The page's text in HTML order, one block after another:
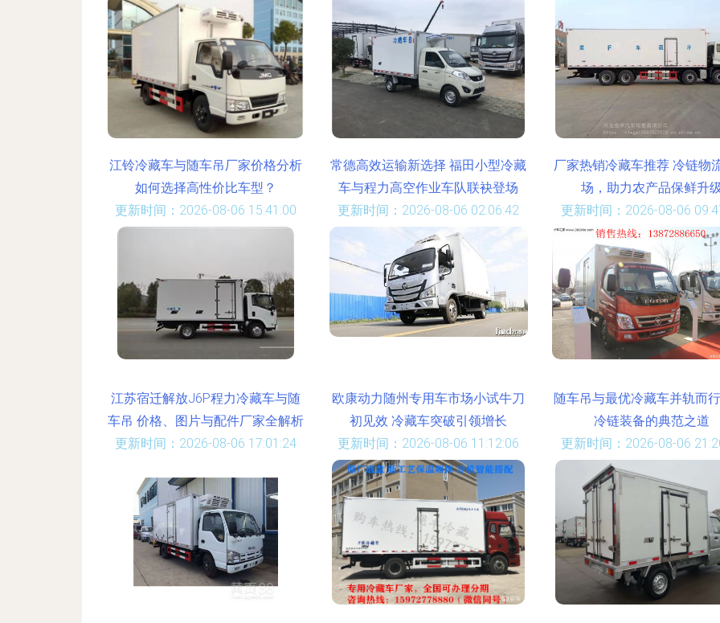
江铃冷藏车与随车吊厂家价格分析
如何选择高性价比车型？
更新时间：2026-08-06 15:41:00
常德高效运输新选择 福田小型冷藏
车与程力高空作业车队联袂登场
更新时间：2026-08-06 02:06:42
厂家热销冷藏车推荐 冷链物
场，助力农产品保鲜升
更新时间：2026-08-06
江苏宿迁解放J6P程力冷藏车与随
车吊 价格、图片与配件厂家全解析
更新时间：2026-08-06 17:01:24
欧康动力随州专用车市场小试牛刀
初见效 冷藏车突破引领增长
更新时间：2026-08-06 11:12:06
随车吊与最优冷藏车并轨而
冷链装备的典范之道
更新时间：2026-08-06